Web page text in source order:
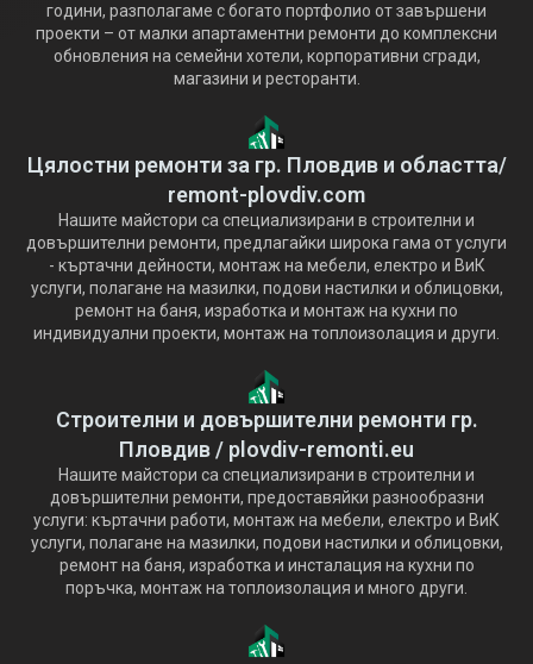
години, разполагаме с богато портфолио от завършени
проекти – от малки апартаментни ремонти до комплексни
обновления на семейни хотели, корпоративни сгради,
магазини и ресторанти.
Цялостни ремонти за гр. Пловдив и областта/
remont-plovdiv.com
Нашите майстори са специализирани в строителни и
довършителни ремонти, предлагайки широка гама от услуги
- къртачни дейности, монтаж на мебели, електро и ВиК
услуги, полагане на мазилки, подови настилки и облицовки,
ремонт на баня, изработка и монтаж на кухни по
индивидуални проекти, монтаж на топлоизолация и други.
Строителни и довършителни ремонти гр.
Пловдив / plovdiv-remonti.eu
Нашите майстори са специализирани в строителни и
довършителни ремонти, предоставяйки разнообразни
услуги: къртачни работи, монтаж на мебели, електро и ВиК
услуги, полагане на мазилки, подови настилки и облицовки,
ремонт на баня, изработка и инсталация на кухни по
поръчка, монтаж на топлоизолация и много други.